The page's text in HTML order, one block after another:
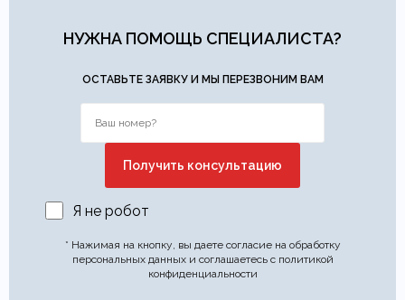
Этот отзыв основан на моём опыте и выражает моё личное
НУЖНА ПОМОЩЬ СПЕЦИАЛИСТА?
ОСТАВЬТЕ ЗАЯВКУ И МЫ ПЕРЕЗВОНИМ ВАМ
Я не робот
* Нажимая на кнопку, вы даете согласие на обработку
персональных данных и соглашаетесь с политикой
конфиденциальности